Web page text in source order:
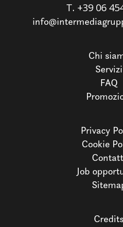
T. +39 06
Chi
Servizi
FAQ
Privacy
Cookie
Job
Credits